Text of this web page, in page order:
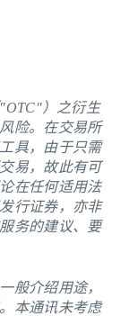
）之衍生
险。在交易所
具，由于只需
易，故此有可
在任何适用法
行证券，亦非
务的建议、要
般介绍用途，
本通讯未考虑